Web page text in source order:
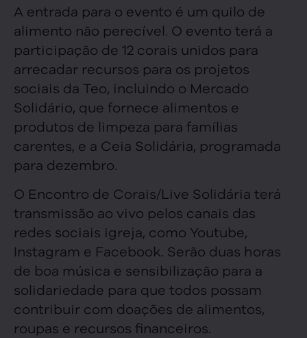
A entrada para o evento é um quilo de
alimento não perecível. O evento terá a
participação de 12 corais unidos para
arrecadar recursos para os projetos
sociais da Teo, incluindo o Mercado
Solidário, que fornece alimentos e
produtos de limpeza para famílias
carentes, e a Ceia Solidária, programada
para dezembro.
O Encontro de Corais/Live Solidária terá
transmissão ao vivo pelos canais das
redes sociais igreja, como Youtube,
Instagram e Facebook. Serão duas horas
de boa música e sensibilização para a
solidariedade para que todos possam
contribuir com doações de alimentos,
roupas e recursos financeiros.